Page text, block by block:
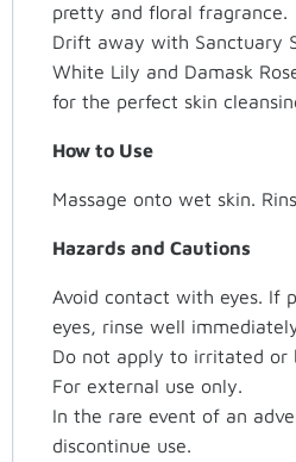
pretty and floral fragrance.
Drift away with Sanctuary
White Lily and Damask
for the perfect skin
How to Use
Massage onto wet skin.
Hazards and Cautions
Avoid contact with eyes. If
eyes, rinse well
Do not apply to irritated or
For external use only.
In the rare event of an
discontinue use.